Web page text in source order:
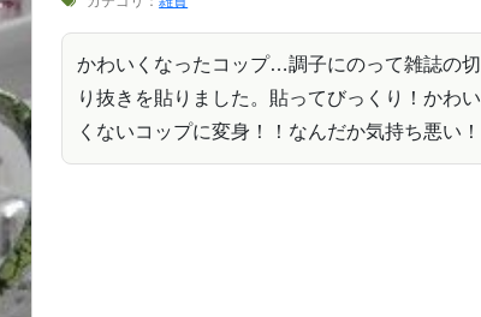
かわいくなったコップ…調子にのって雑誌の切
り抜きを貼りました。貼ってびっくり！かわい
くないコップに変身！！なんだか気持ち悪い！